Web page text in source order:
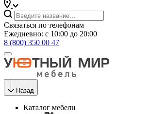
Связаться по телефонам
Ежедневно: с 10:00 до 20:00
8 (800) 350 00 47
Назад
Каталог мебели